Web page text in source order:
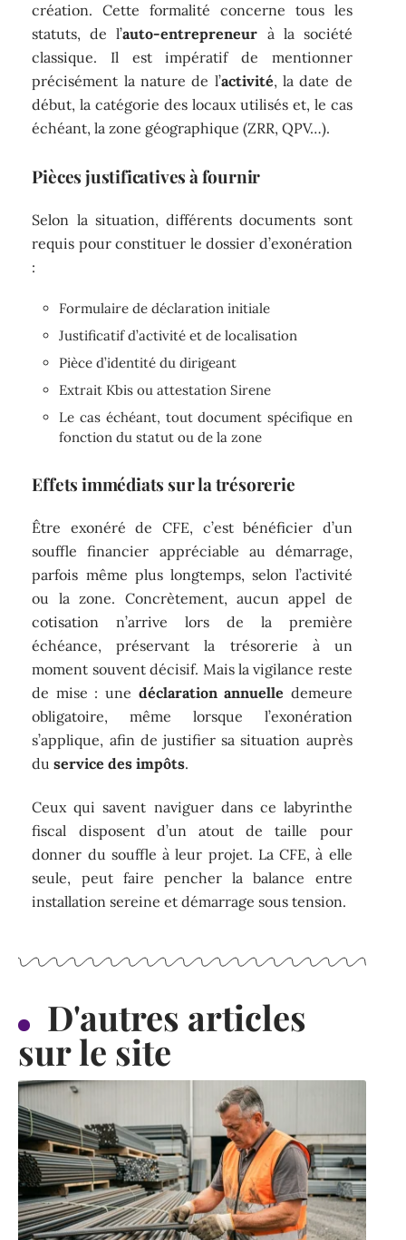
création. Cette formalité concerne tous les
statuts, de l’auto-entrepreneur à la société
classique. Il est impératif de mentionner
précisément la nature de l’activité, la date de
début, la catégorie des locaux utilisés et, le cas
échéant, la zone géographique (ZRR, QPV…).
Pièces justificatives à fournir
Selon la situation, différents documents sont
requis pour constituer le dossier d’exonération
:
Formulaire de déclaration initiale
Justificatif d’activité et de localisation
Pièce d’identité du dirigeant
Extrait Kbis ou attestation Sirene
Le cas échéant, tout document spécifique en
fonction du statut ou de la zone
Effets immédiats sur la trésorerie
Être exonéré de CFE, c’est bénéficier d’un
souffle financier appréciable au démarrage,
parfois même plus longtemps, selon l’activité
ou la zone. Concrètement, aucun appel de
cotisation n’arrive lors de la première
échéance, préservant la trésorerie à un
moment souvent décisif. Mais la vigilance reste
de mise : une déclaration annuelle demeure
obligatoire, même lorsque l’exonération
s’applique, afin de justifier sa situation auprès
duservice des impôts.
Ceux qui savent naviguer dans ce labyrinthe
fiscal disposent d’un atout de taille pour
donner du souffle à leur projet. La CFE, à elle
seule, peut faire pencher la balance entre
installation sereine et démarrage sous tension.
D'autres articles
sur le site